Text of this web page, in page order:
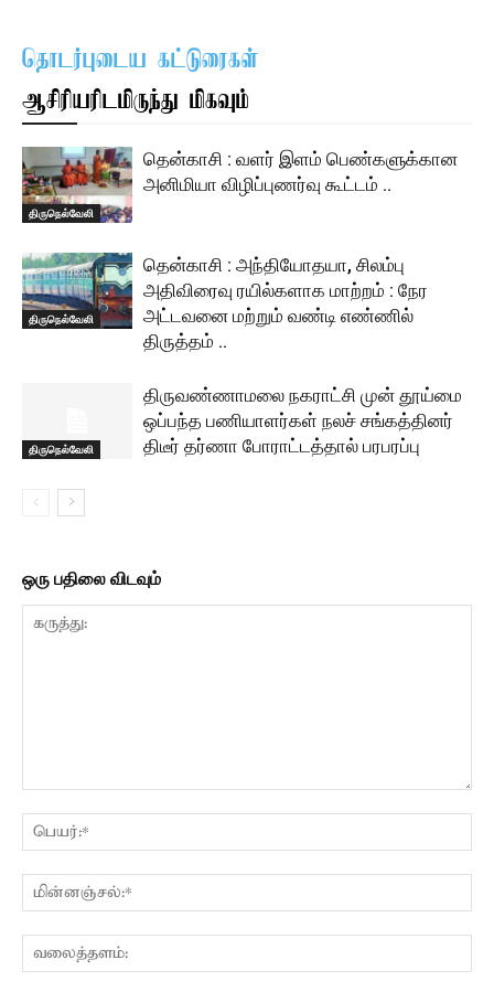
தொடர்புடைய கட்டுரைகள்
ஆசிரியரிடமிருந்து மிகவும்
திருநெல்வேலி
தென்காசி : வளர் இளம் பெண்களுக்கான
அனிமியா விழிப்புணர்வு கூட்டம் ..
திருநெல்வேலி
தென்காசி : அந்தியோதயா, சிலம்பு
அதிவிரைவு ரயில்களாக மாற்றம் : நேர
அட்டவனை மற்றும் வண்டி எண்ணில்
திருத்தம் ..
திருநெல்வேலி
திருவண்ணாமலை நகராட்சி முன் தூய்மை
ஒப்பந்த பணியாளர்கள் நலச் சங்கத்தினர்
திடீர் தர்ணா போராட்டத்தால் பரபரப்பு
ஒரு பதிலை விடவும்